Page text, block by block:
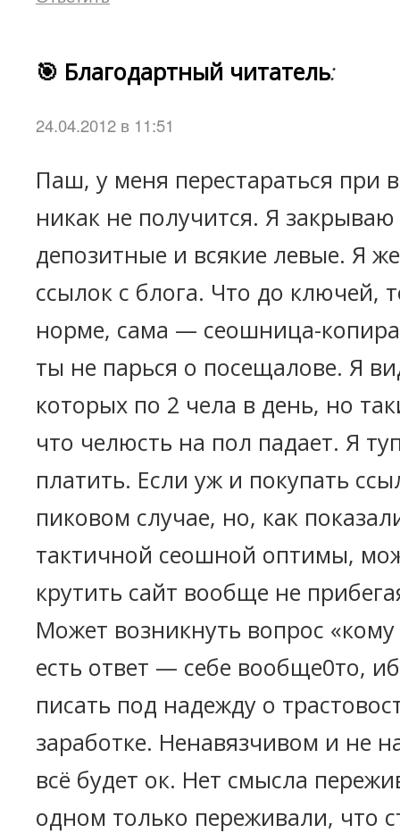
🎯 Благодартный читатель:
24.04.2012 в 11:51
Паш, у меня перестараться при
никак не получится. Я
депозитные и всякие левые. Я
ссылок с блога. Что до ключей,
норме, сама — сеошница-
ты не парься о посещалове. Я
которых по 2 чела в день, но
что челюсть на пол падает. Я
платить. Если уж и покупать
пиковом случае, но, как
тактичной сеошной оптимы,
крутить сайт вообще не
Может возникнуть вопрос
есть ответ — себе вообще0то,
писать под надежду о
заработке. Ненавязчивом и не
всё будет ок. Нет смысла
одном только переживали, что